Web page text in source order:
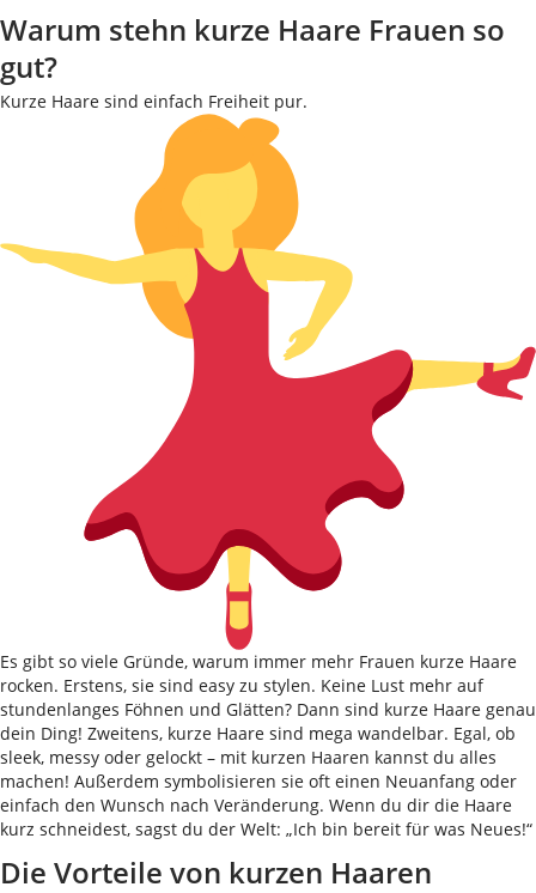
Warum stehn kurze Haare Frauen so
gut?
Kurze Haare sind einfach Freiheit pur.
Es gibt so viele Gründe, warum immer mehr Frauen kurze Haare
rocken. Erstens, sie sind easy zu stylen. Keine Lust mehr auf
stundenlanges Föhnen und Glätten? Dann sind kurze Haare genau
dein Ding! Zweitens, kurze Haare sind mega wandelbar. Egal, ob
sleek, messy oder gelockt – mit kurzen Haaren kannst du alles
machen! Außerdem symbolisieren sie oft einen Neuanfang oder
einfach den Wunsch nach Veränderung. Wenn du dir die Haare
kurz schneidest, sagst du der Welt: „Ich bin bereit für was Neues!“
Die Vorteile von kurzen Haaren